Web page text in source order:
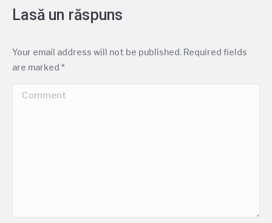
Lasă un răspuns
Your email address will not be published. Required fields
are marked *
Comment